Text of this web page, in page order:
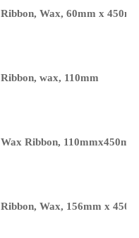
Ribbon, Wax, 60mm x 450m
Ribbon, wax, 110mm
Wax Ribbon, 110mmx450m,
Ribbon, Wax, 156mm x 450m